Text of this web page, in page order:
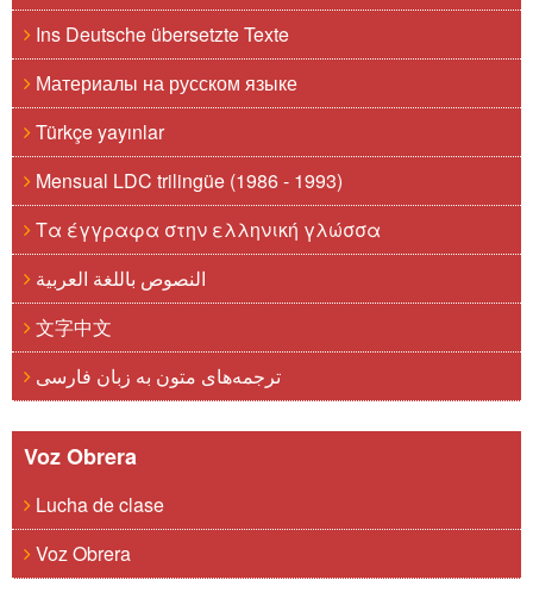
Ins Deutsche übersetzte Texte
Материалы на русском языке
Türkçe yayınlar
Mensual LDC trilingüe (1986 - 1993)
Τα έγγραφα στην ελληνική γλώσσα
النصوص باللغة العربية
文字中文
ترجمه‌های متون به زبان فارسی
Voz Obrera
Lucha de clase
Voz Obrera